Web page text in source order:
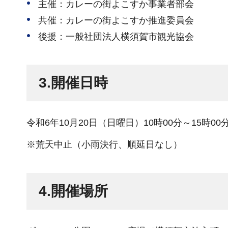
主催：カレーの街よこすか事業者部会
共催：カレーの街よこすか推進委員会
後援：一般社団法人横須賀市観光協会
3.開催日時
令和6年10月20日（日曜日）10時00分～15時00
※荒天中止（小雨決行、順延日なし）
4.開催場所